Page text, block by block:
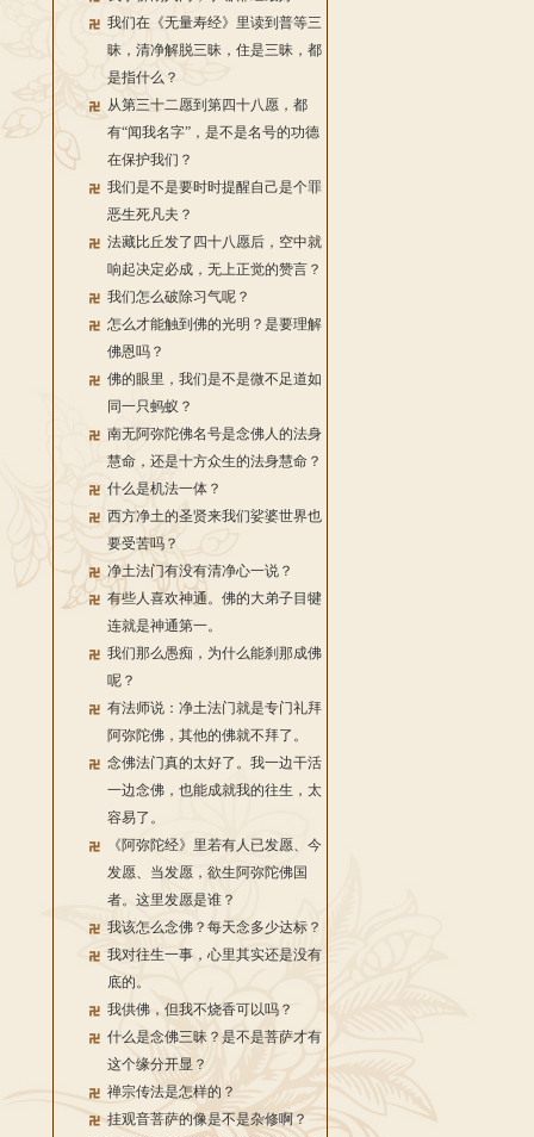
我们在《无量寿经》里读到普等三
昧，清净解脱三昧，住是三昧，都
是指什么？
从第三十二愿到第四十八愿，都
有“闻我名字”，是不是名号的功德
在保护我们？
我们是不是要时时提醒自己是个罪
恶生死凡夫？
法藏比丘发了四十八愿后，空中就
响起决定必成，无上正觉的赞言？
我们怎么破除习气呢？
怎么才能触到佛的光明？是要理解
佛恩吗？
佛的眼里，我们是不是微不足道如
同一只蚂蚁？
南无阿弥陀佛名号是念佛人的法身
慧命，还是十方众生的法身慧命？
什么是机法一体？
西方净土的圣贤来我们娑婆世界也
要受苦吗？
净土法门有没有清净心一说？
有些人喜欢神通。佛的大弟子目犍
连就是神通第一。
我们那么愚痴，为什么能刹那成佛
呢？
有法师说：净土法门就是专门礼拜
阿弥陀佛，其他的佛就不拜了。
念佛法门真的太好了。我一边干活
一边念佛，也能成就我的往生，太
容易了。
《阿弥陀经》里若有人已发愿、今
发愿、当发愿，欲生阿弥陀佛国
者。这里发愿是谁？
我该怎么念佛？每天念多少达标？
我对往生一事，心里其实还是没有
底的。
我供佛，但我不烧香可以吗？
什么是念佛三昧？是不是菩萨才有
这个缘分开显？
禅宗传法是怎样的？
挂观音菩萨的像是不是杂修啊？